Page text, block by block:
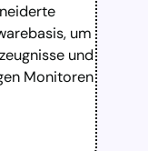
um
und
Monitoren